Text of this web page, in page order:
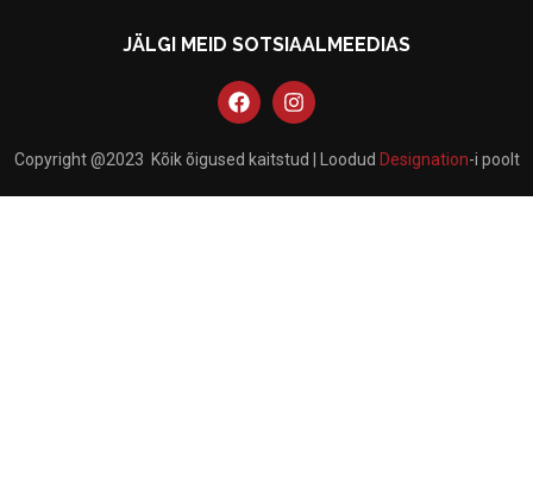
JÄLGI MEID SOTSIAALMEEDIAS
Copyright @2023 Kõik õigused kaitstud | Loodud Designation-i poolt